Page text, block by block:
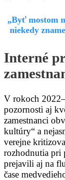
„Byť mostom
niekedy
Interné
V rokoch
pozornosti aj
zamestnanci
kultúry“ a
verejne
rozhodnutia pri
prejavili aj na
čase